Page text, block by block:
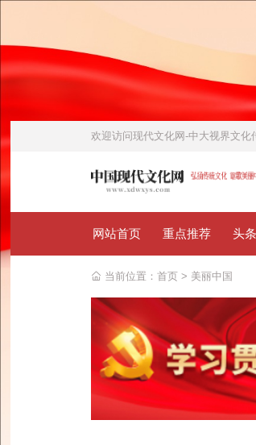
欢迎访问现代文化网-中大视界文
网站首页 重点推荐 头
当前位置： 首页> 美丽中国